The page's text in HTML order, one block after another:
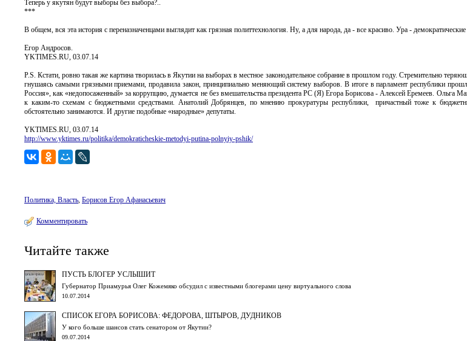
Теперь у якутян будут выборы без выбора?..
***
В общем, вся эта история с переназначенцами выглядит как грязная политтехнология. Ну, а для народа, да - все красиво. Ура -
Егор Андросов.
YKTIMES.RU, 03.07.14
P.S. Кстати, ровно такая же картина творилась в Якутии на выборах в местное законодательное собрание в прошлом году. Стремительно
гнушаясь самыми грязными приемами, продавила закон, принципиально меняющий систему выборов. В итоге в парламент республики
Россия», как «недопосаженный» за коррупцию, думается не без вмешательства президента РС (Я) Егора Борисова - Алексей Еремеев. Ольга
к каким-то схемам с бюджетными средствами. Анатолий Добрянцев, по мнению прокуратуры республики, причастный тоже к
обстоятельно занимаются. И другие подобные «народные» депутаты.
YKTIMES.RU, 03.07.14
http://www.yktimes.ru/politika/demokraticheskie-metodyi-putina-polnyiy-pshik/
Политика, Власть, Борисов Егор Афанасьевич
Комментировать
Читайте также
ПУСТЬ БЛОГЕР УСЛЫШИТ
Губернатор Приамурья Олег Кожемяко обсудил с известными блогерами цену виртуального слова
10.07.2014
СПИСОК ЕГОРА БОРИСОВА: ФЕДОРОВА, ШТЫРОВ, ДУДНИКОВ
У кого больше шансов стать сенатором от Якутии?
09.07.2014